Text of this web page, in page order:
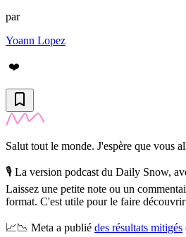
par
Yoann Lopez
❤️
Salut tout le monde. J'espère que vous
🎙️ La version podcast du Daily Snow,
Laissez une petite note ou un
format. C'est utile pour le faire
📈📉 Meta a publié des résultats mitigés